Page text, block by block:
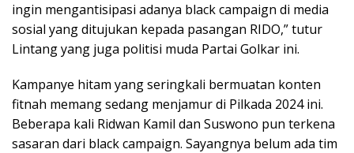
ingin mengantisipasi adanya black campaign di media
sosial yang ditujukan kepada pasangan RIDO,” tutur
Lintang yang juga politisi muda Partai Golkar ini.
Kampanye hitam yang seringkali bermuatan konten
fitnah memang sedang menjamur di Pilkada 2024 ini.
Beberapa kali Ridwan Kamil dan Suswono pun terkena
sasaran dari black campaign. Sayangnya belum ada tim